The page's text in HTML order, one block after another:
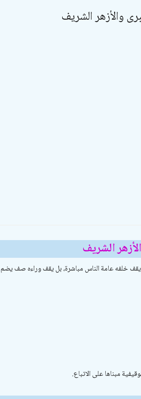
والأزهر الشريف
الشريف
خلفه عامة الناس مباشرة، بل يقف وراءه صف
مبناها على الاتباع.